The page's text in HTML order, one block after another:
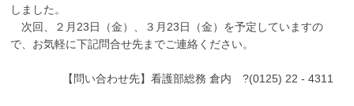
しました。
次回、２月23日（金）、３月23日（金）を予定していますの
で、お気軽に下記問合せ先までご連絡ください。
【問い合わせ先】看護部総務 倉内 ?(0125) 22 - 4311